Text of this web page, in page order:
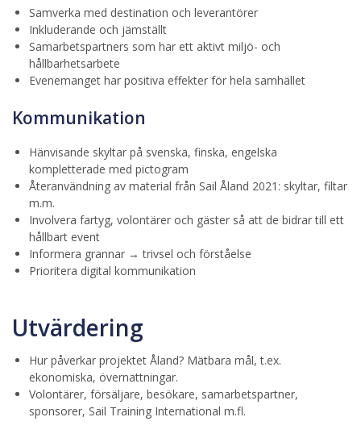
Samverka med destination och leverantörer
Inkluderande och jämställt
Samarbetspartners som har ett aktivt miljö- och
hållbarhetsarbete
Evenemanget har positiva effekter för hela samhället
Kommunikation
Hänvisande skyltar på svenska, finska, engelska
kompletterade med pictogram
Återanvändning av material från Sail Åland 2021: skyltar, filtar
m.m.
Involvera fartyg, volontärer och gäster så att de bidrar till ett
hållbart event
Informera grannar → trivsel och förståelse
Prioritera digital kommunikation
Utvärdering
Hur påverkar projektet Åland? Mätbara mål, t.ex.
ekonomiska, övernattningar.
Volontärer, försäljare, besökare, samarbetspartner,
sponsorer, Sail Training International m.fl.